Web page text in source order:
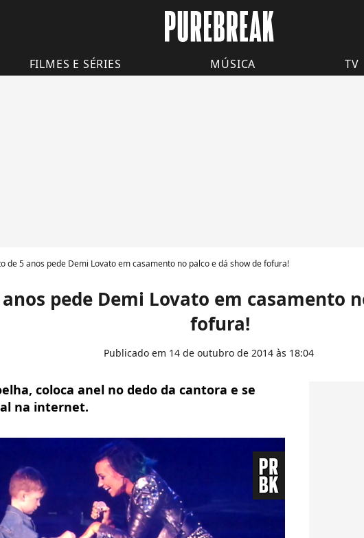
FILMES E SÉRIES MÚSICA TV
de 5 anos pede Demi Lovato em casamento no palco e dá show de fofura!
pede Demi Lovato em casamento
fofura!
Publicado em 14 de outubro de 2014 às 18:04
coloca anel no dedo da cantora e se
na internet.